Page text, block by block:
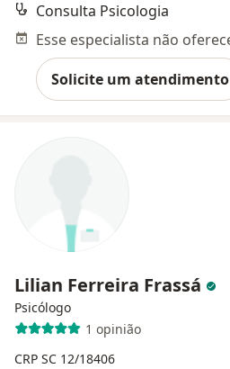
Consulta Psicologia
Solicite um atendimento
Lilian Ferreira Frassá
Psicólogo
1 opinião
CRP SC 12/18406